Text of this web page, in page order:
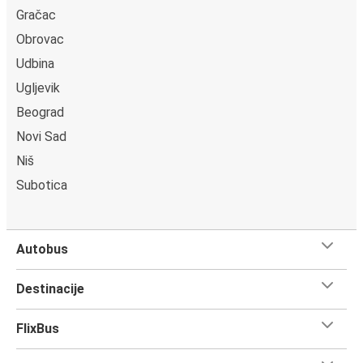
Gračac
Obrovac
Udbina
Ugljevik
Beograd
Novi Sad
Niš
Subotica
Autobus
Destinacije
FlixBus